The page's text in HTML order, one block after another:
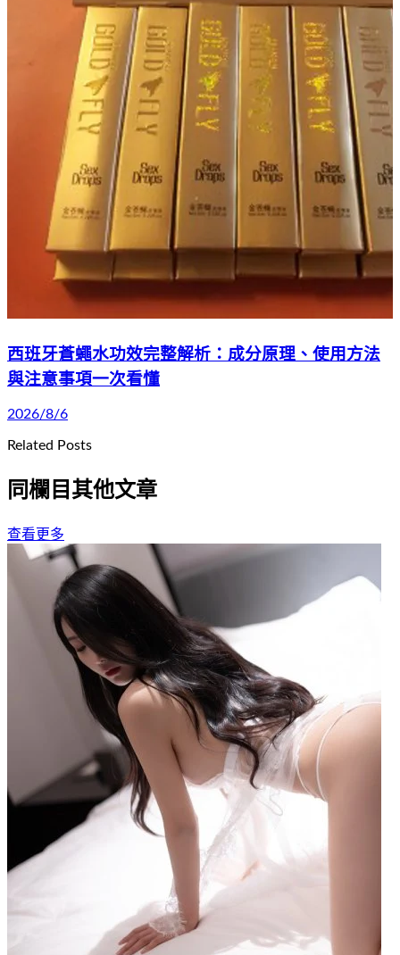
西班牙蒼蠅水功效完整解析：成分原理、使用方法
與注意事項一次看懂
2026/8/6
Related Posts
同欄目其他文章
查看更多